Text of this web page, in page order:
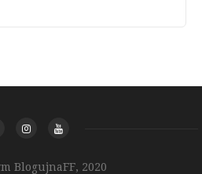
BlogujnaFF, 2020